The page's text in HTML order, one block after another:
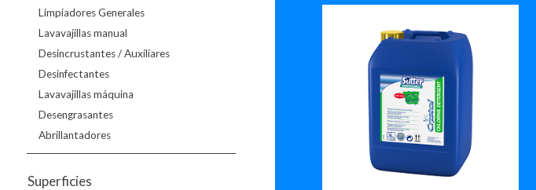
Limpiadores Generales
Lavavajillas manual
Desincrustantes / Auxiliares
Desinfectantes
Lavavajillas máquina
Desengrasantes
Abrillantadores
Superficies